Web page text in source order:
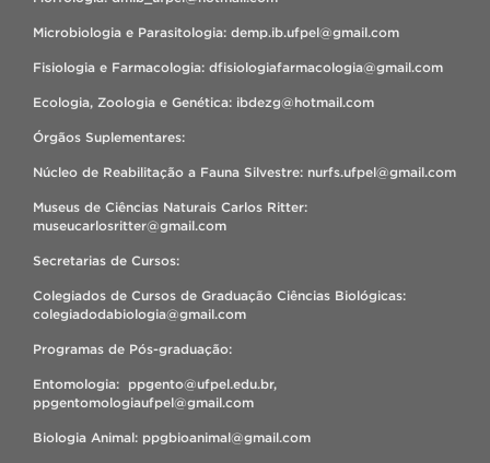
Microbiologia e Parasitologia: demp.ib.ufpel@gmail.com
Fisiologia e Farmacologia: dfisiologiafarmacologia@gmail.com
Ecologia, Zoologia e Genética: ibdezg@hotmail.com
Órgãos Suplementares:
Núcleo de Reabilitação a Fauna Silvestre: nurfs.ufpel@gmail.com
Museus de Ciências Naturais Carlos Ritter:
museucarlosritter@gmail.com
Secretarias de Cursos:
Colegiados de Cursos de Graduação Ciências Biológicas:
colegiadodabiologia@gmail.com
Programas de Pós-graduação:
Entomologia: ppgento@ufpel.edu.br,
ppgentomologiaufpel@gmail.com
Biologia Animal: ppgbioanimal@gmail.com